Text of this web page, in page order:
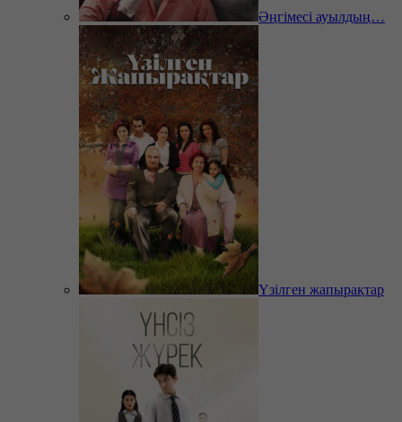
Әңгімесі ауылдың…
Үзілген жапырақтар